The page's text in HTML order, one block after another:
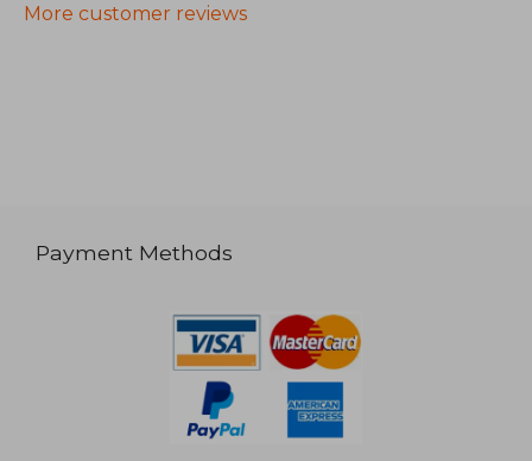
More customer reviews
Payment Methods